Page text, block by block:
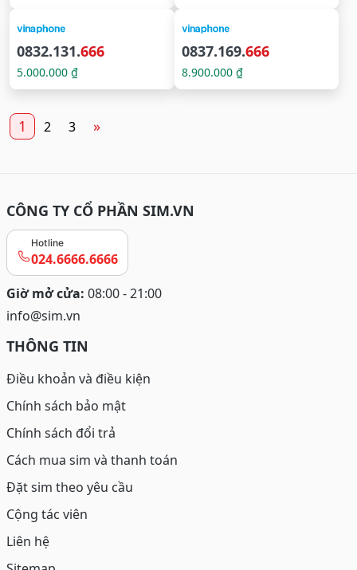
0832.131.666
5.000.000 ₫
0837.169.666
8.900.000 ₫
1 2 3 »
CÔNG TY CỔ PHẦN SIM.VN
Hotline
024.6666.6666
Giờ mở cửa: 08:00 - 21:00
info@sim.vn
THÔNG TIN
Điều khoản và điều kiện
Chính sách bảo mật
Chính sách đổi trả
Cách mua sim và thanh toán
Đặt sim theo yêu cầu
Cộng tác viên
Liên hệ